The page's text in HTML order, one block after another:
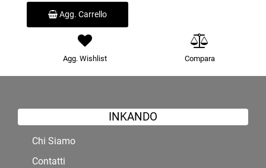
Agg. Carrello
Agg. Wishlist Compara
INKANDO
Chi Siamo
Contatti